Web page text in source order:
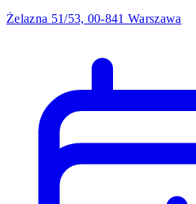
Żelazna 51/53, 00-841 Warszawa